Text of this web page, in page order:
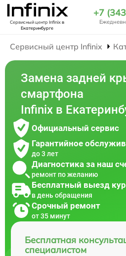
Сервисный центр Infinixв
Екатеринбурге
+7
Сервисный центр Infinix
Замена задней
смартфона
Infinix в
Официальный сервис
Гарантийное
до 3 лет
Диагностика за наш
ремонт по желанию
Бесплатный выезд
в день обращения
Срочный ремонт
от 35 минут
Бесплатная
специалистом